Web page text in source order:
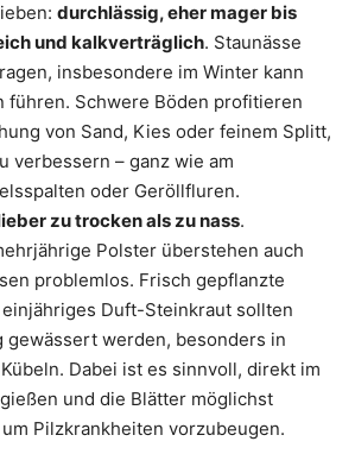
durchlässig, eher mager bis
und kalkverträglich. Staunässe
insbesondere im Winter kann
führen. Schwere Böden profitieren
von Sand, Kies oder feinem Splitt,
verbessern – ganz wie am
oder Geröllfluren.
zu trocken als zu nass.
Polster überstehen auch
problemlos. Frisch gepflanzte
Duft-Steinkraut sollten
gewässert werden, besonders in
Dabei ist es sinnvoll, direkt im
und die Blätter möglichst
Pilzkrankheiten vorzubeugen.